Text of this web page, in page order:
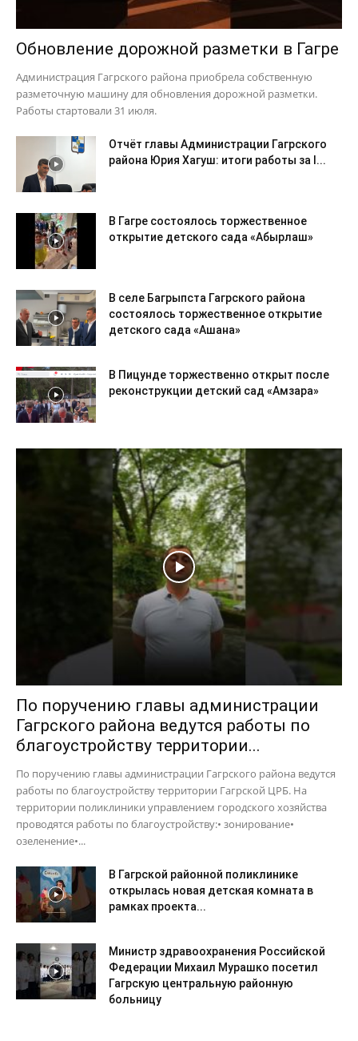
Обновление дорожной разметки в Гагре
Администрация Гагрского района приобрела собственную
разметочную машину для обновления дорожной разметки.
Работы стартовали 31 июля.
Отчёт главы Администрации Гагрского
района Юрия Хагуш: итоги работы за I...
В Гагре состоялось торжественное
открытие детского сада «Абырлаш»
В селе Багрыпста Гагрского района
состоялось торжественное открытие
детского сада «Ашана»
В Пицунде торжественно открыт после
реконструкции детский сад «Амзара»
По поручению главы администрации
Гагрского района ведутся работы по
благоустройству территории...
По поручению главы администрации Гагрского района ведутся
работы по благоустройству территории Гагрской ЦРБ. На
территории поликлиники управлением городского хозяйства
проводятся работы по благоустройству:• зонирование•
озеленение•...
В Гагрской районной поликлинике
открылась новая детская комната в
рамках проекта...
Министр здравоохранения Российской
Федерации Михаил Мурашко посетил
Гагрскую центральную районную
больницу